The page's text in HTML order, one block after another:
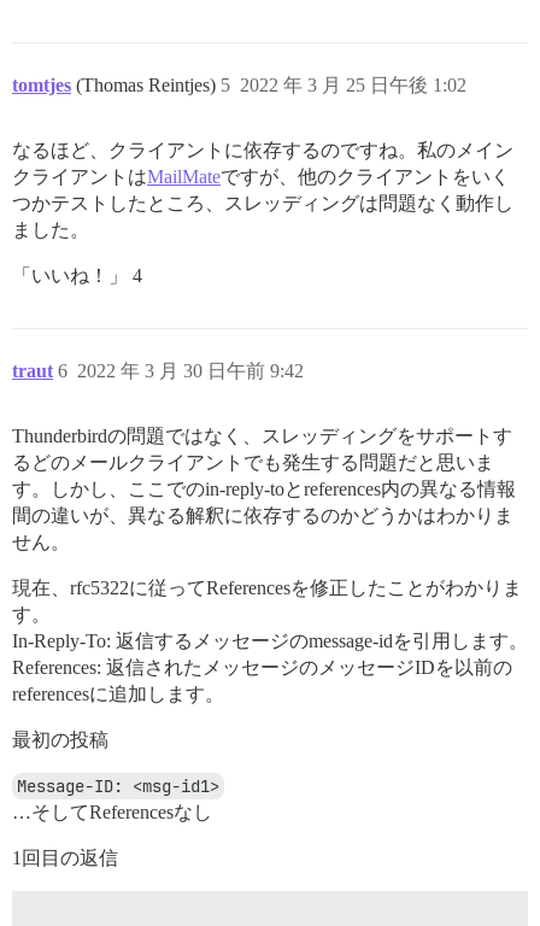
tomtjes (Thomas Reintjes) 2022 年 3 月 25 日午後 1:02
5
なるほど、クライアントに依存するのですね。私のメイン
クライアントはMailMateですが、他のクライアントをいく
つかテストしたところ、スレッディングは問題なく動作し
ました。
「いいね！」 4
traut 2022 年 3 月 30 日午前 9:42
6
Thunderbirdの問題ではなく、スレッディングをサポートす
るどのメールクライアントでも発生する問題だと思いま
す。しかし、ここでのin-reply-toとreferences内の異なる情報
間の違いが、異なる解釈に依存するのかどうかはわかりま
せん。
現在、rfc5322に従ってReferencesを修正したことがわかりま
す。
In-Reply-To: 返信するメッセージのmessage-idを引用します。
References: 返信されたメッセージのメッセージIDを以前の
referencesに追加します。
最初の投稿
Message-ID: <msg-id1>
…そしてReferencesなし
1回目の返信